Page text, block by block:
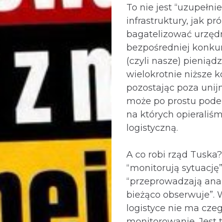
To nie jest
infrastruktury, jak
bagatelizować
bezpośredniej
(czyli nasze)
wielokrotnie niższe
pozostając poza
może po prostu
na których
logistyczną.
A co robi rząd
“monitorują
“przeprowadzają
bieżąco obserwuje”.
logistyce nie ma